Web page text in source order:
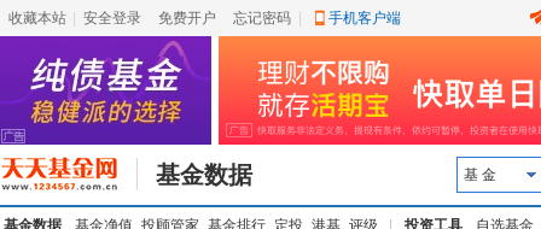
收藏本站 安全登录 免费开户 忘记密码 手机客户端
基金数据 基 金
基金数据 基金净值 投顾管家 基金排行 定投 港基 评级
投资工具
自选基金